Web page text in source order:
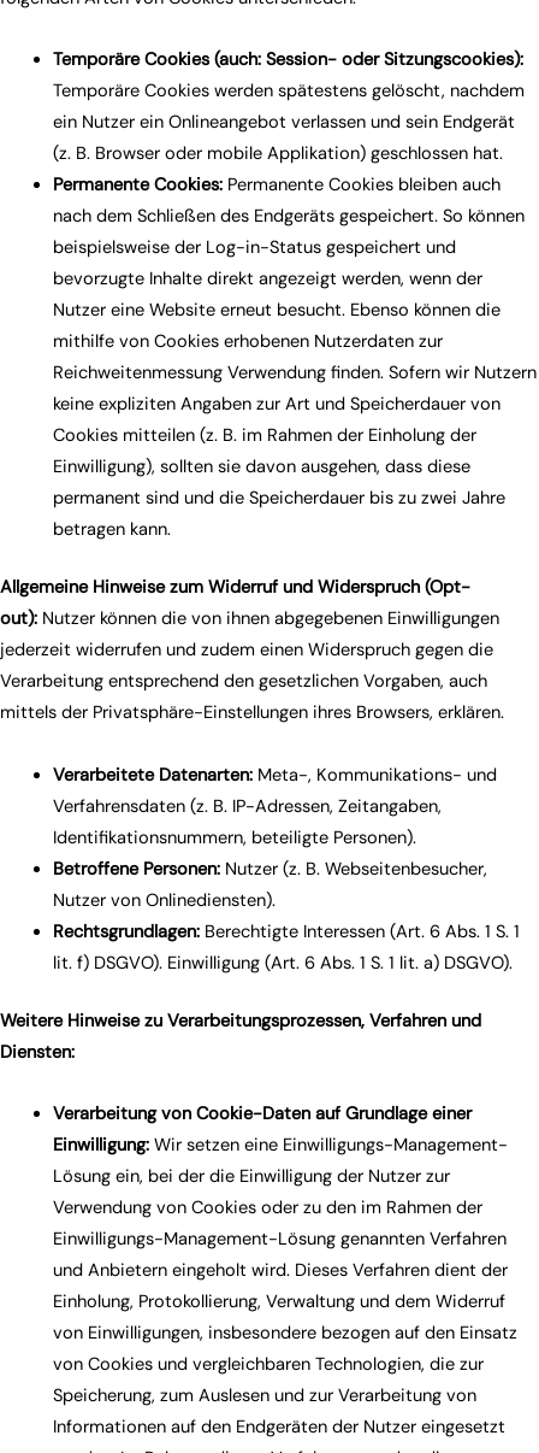
Temporäre Cookies (auch: Session- oder Sitzungscookies):
Temporäre Cookies werden spätestens gelöscht, nachdem
ein Nutzer ein Onlineangebot verlassen und sein Endgerät
(z. B. Browser oder mobile Applikation) geschlossen hat.
Permanente Cookies:Permanente Cookies bleiben auch
nach dem Schließen des Endgeräts gespeichert. So können
beispielsweise der Log-in-Status gespeichert und
bevorzugte Inhalte direkt angezeigt werden, wenn der
Nutzer eine Website erneut besucht. Ebenso können die
mithilfe von Cookies erhobenen Nutzerdaten zur
Reichweitenmessung Verwendung finden. Sofern wir Nutzern
keine expliziten Angaben zur Art und Speicherdauer von
Cookies mitteilen (z. B. im Rahmen der Einholung der
Einwilligung), sollten sie davon ausgehen, dass diese
permanent sind und die Speicherdauer bis zu zwei Jahre
betragen kann.
Allgemeine Hinweise zum Widerruf und Widerspruch (Opt-
out): Nutzer können die von ihnen abgegebenen Einwilligungen
jederzeit widerrufen und zudem einen Widerspruch gegen die
Verarbeitung entsprechend den gesetzlichen Vorgaben, auch
mittels der Privatsphäre-Einstellungen ihres Browsers, erklären.
Verarbeitete Datenarten:Meta-, Kommunikations- und
Verfahrensdaten (z. B. IP-Adressen, Zeitangaben,
Identifikationsnummern, beteiligte Personen).
Betroffene Personen:Nutzer (z. B. Webseitenbesucher,
Nutzer von Onlinediensten).
Rechtsgrundlagen:Berechtigte Interessen (Art. 6 Abs. 1 S. 1
lit. f) DSGVO). Einwilligung (Art. 6 Abs. 1 S. 1 lit. a) DSGVO).
Weitere Hinweise zu Verarbeitungsprozessen, Verfahren und
Diensten:
Verarbeitung von Cookie-Daten auf Grundlage einer
Einwilligung: Wir setzen eine Einwilligungs-Management-
Lösung ein, bei der die Einwilligung der Nutzer zur
Verwendung von Cookies oder zu den im Rahmen der
Einwilligungs-Management-Lösung genannten Verfahren
und Anbietern eingeholt wird. Dieses Verfahren dient der
Einholung, Protokollierung, Verwaltung und dem Widerruf
von Einwilligungen, insbesondere bezogen auf den Einsatz
von Cookies und vergleichbaren Technologien, die zur
Speicherung, zum Auslesen und zur Verarbeitung von
Informationen auf den Endgeräten der Nutzer eingesetzt